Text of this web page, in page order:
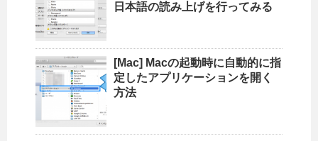
日本語の読み上げを行ってみる
[Mac] Macの起動時に自動的に指
定したアプリケーションを開く
方法